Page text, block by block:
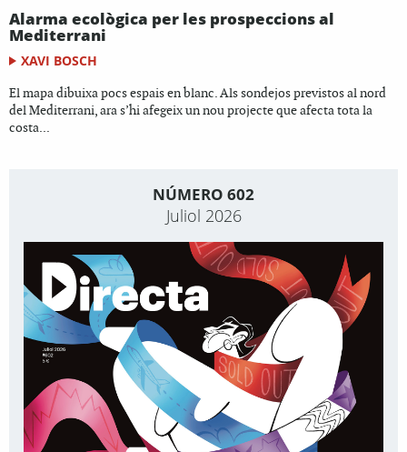
Alarma ecològica per les prospeccions al
Mediterrani
XAVI BOSCH
El mapa dibuixa pocs espais en blanc. Als sondejos previstos al nord
del Mediterrani, ara s’hi afegeix un nou projecte que afecta tota la
costa...
NÚMERO 602
Juliol 2026